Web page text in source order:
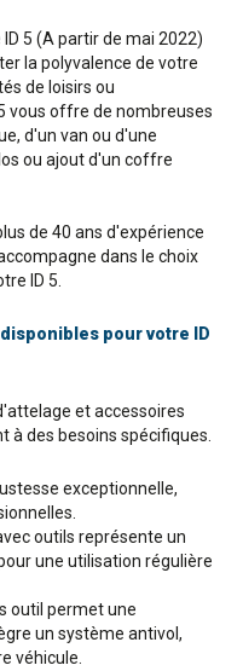
5 (A partir de mai 2022)
la polyvalence de votre
de loisirs ou
vous offre de nombreuses
d'un van ou d'une
ou ajout d'un coffre
de 40 ans d'expérience
dans le choix
ID 5.
pour votre ID
et accessoires
à des besoins spécifiques.
exceptionnelle,
outils représente un
une utilisation régulière
outil permet une
un système antivol,
véhicule.